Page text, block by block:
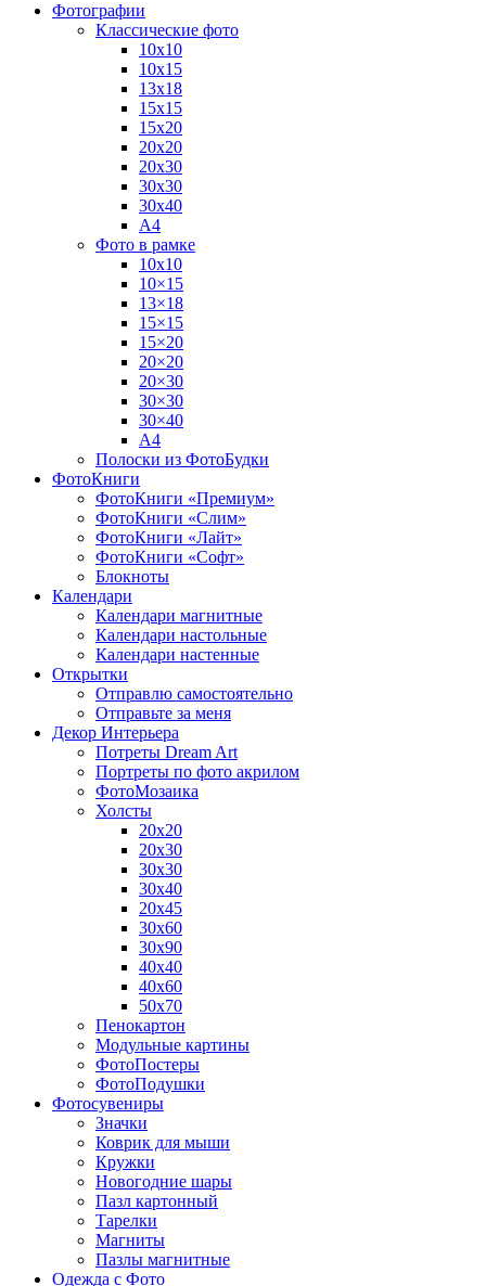
Фотографии
Классические фото
10х10
10х15
13х18
15х15
15х20
20х20
20х30
30х30
30х40
А4
Фото в рамке
10х10
10×15
13×18
15×15
15×20
20×20
20×30
30×30
30×40
A4
Полоски из ФотоБудки
ФотоКниги
ФотоКниги «Премиум»
ФотоКниги «Слим»
ФотоКниги «Лайт»
ФотоКниги «Софт»
Блокноты
Календари
Календари магнитные
Календари настольные
Календари настенные
Открытки
Отправлю самостоятельно
Отправьте за меня
Декор Интерьера
Потреты Dream Art
Портреты по фото акрилом
ФотоМозаика
Холсты
20х20
20х30
30х30
30х40
20х45
30х60
30х90
40х40
40х60
50х70
Пенокартон
Модульные картины
ФотоПостеры
ФотоПодушки
Фотоcувениры
Значки
Коврик для мыши
Кружки
Новогодние шары
Пазл картонный
Тарелки
Магниты
Пазлы магнитные
Одежда с Фото